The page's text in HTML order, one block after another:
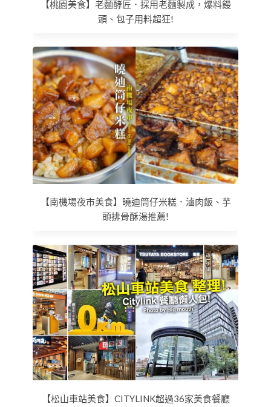
【桃園美食】老麵酵匠．採用老麵製成，爆料饅
頭、包子用料超狂!
【南機場夜市美食】曉迪筒仔米糕．滷肉飯、芋
頭排骨酥湯推薦!
【松山車站美食】CITYLINK超過36家美食餐廳